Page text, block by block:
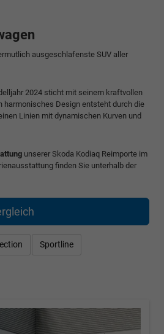
ausgeschlafenste SUV aller
2024 sticht mit seinem kraftvollen
harmonisches Design entsteht durch die
Linien mit dynamischen Kurven und
unserer Skoda Kodiaq Reimporte im
finden Sie unterhalb der
Sportline